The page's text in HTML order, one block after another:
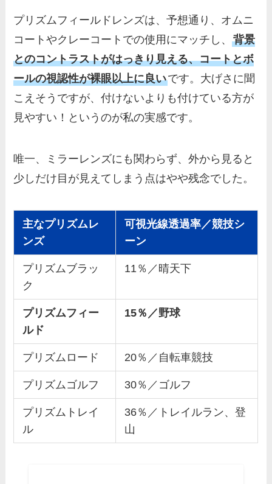
プリズムフィールドレンズは、予想通り、オムニ
コートやクレーコートでの使用にマッチし、背景
とのコントラストがはっきり見える、コートとボ
ールの視認性が裸眼以上に良いです。大げさに聞
こえそうですが、付けないよりも付けている方が
見やすい！というのが私の実感です。
唯一、ミラーレンズにも関わらず、外から見ると
少しだけ目が見えてしまう点はやや残念でした。
主なプリズムレ
ンズ
可視光線透過率／競技シ
ーン
プリズムブラッ
ク
11％／晴天下
プリズムフィー
ルド
15％／野球
プリズムロード 20％／自転車競技
プリズムゴルフ 30％／ゴルフ
プリズムトレイ
ル
36％／トレイルラン、登
山